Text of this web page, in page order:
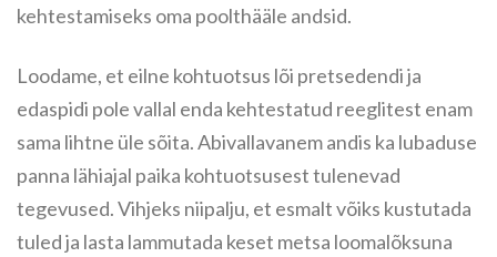
kehtestamiseks oma poolthääle andsid.
Loodame, et eilne kohtuotsus lõi pretsedendi ja
edaspidi pole vallal enda kehtestatud reeglitest enam
sama lihtne üle sõita. Abivallavanem andis ka lubaduse
panna lähiajal paika kohtuotsusest tulenevad
tegevused. Vihjeks niipalju, et esmalt võiks kustutada
tuled ja lasta lammutada keset metsa loomalõksuna